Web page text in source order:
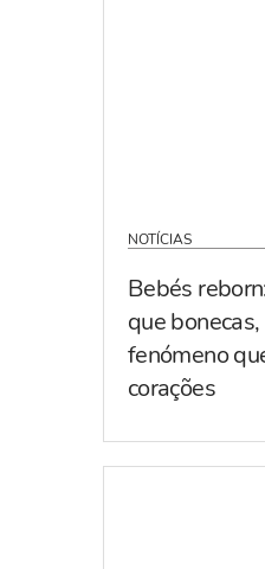
NOTÍCIAS
Bebés
que
fenómeno
corações